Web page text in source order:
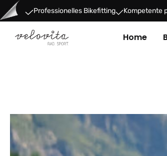
Hauptinhalt springen
Zur Hauptnavigation springen
Professionelles Bikefitting Kompetente
Home